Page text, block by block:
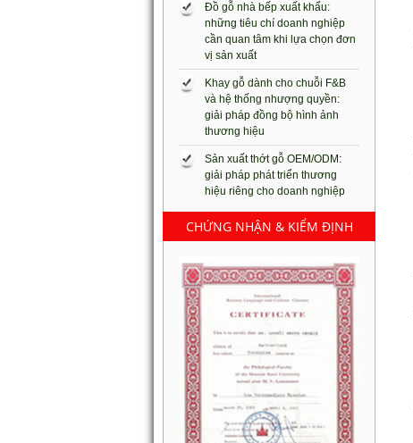
Đồ gỗ nhà bếp xuất khẩu:
những tiêu chí doanh nghiệp
cần quan tâm khi lựa chọn đơn
vị sản xuất
Khay gỗ dành cho chuỗi F&B
và hệ thống nhượng quyền:
giải pháp đồng bộ hình ảnh
thương hiệu
Sản xuất thớt gỗ OEM/ODM:
giải pháp phát triển thương
hiệu riêng cho doanh nghiệp
CHỨNG NHẬN & KIỂM ĐỊNH